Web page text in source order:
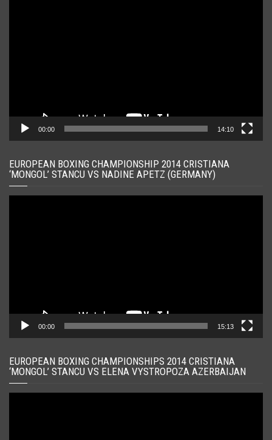
00:00 14:10
EUROPEAN BOXING CHAMPIONSHIP 2014 CRISTIANA
‘MONGOL’ STANCU VS NADINE APETZ (GERMANY)
00:00 15:13
EUROPEAN BOXING CHAMPIONSHIPS 2014 CRISTIANA
‘MONGOL’ STANCU VS ELENA VYSTROPOZA AZERBAIJAN